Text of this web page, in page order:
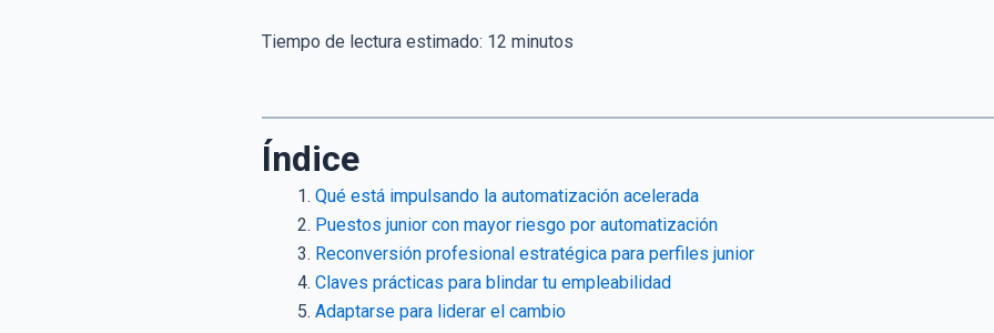
Tiempo de lectura estimado: 12 minutos
Índice
Qué está impulsando la automatización acelerada
Puestos junior con mayor riesgo por automatización
Reconversión profesional estratégica para perfiles junior
Claves prácticas para blindar tu empleabilidad
Adaptarse para liderar el cambio